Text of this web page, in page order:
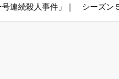
号連続殺人事件」｜ シーズン